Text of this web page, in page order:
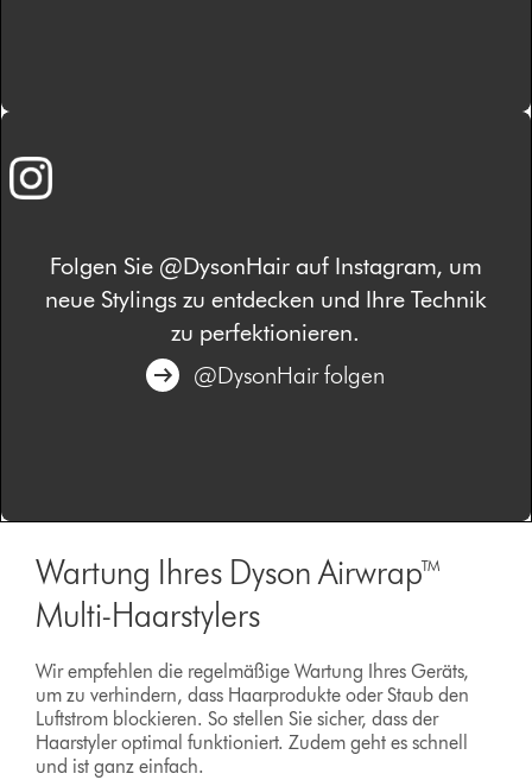
Folgen Sie @DysonHair auf Instagram, um
neue Stylings zu entdecken und Ihre Technik
zu perfektionieren.
@DysonHair folgen
Wartung Ihres Dyson Airwrap™
Multi-Haarstylers
Wir empfehlen die regelmäßige Wartung Ihres Geräts,
um zu verhindern, dass Haarprodukte oder Staub den
Luftstrom blockieren. So stellen Sie sicher, dass der
Haarstyler optimal funktioniert. Zudem geht es schnell
und ist ganz einfach.